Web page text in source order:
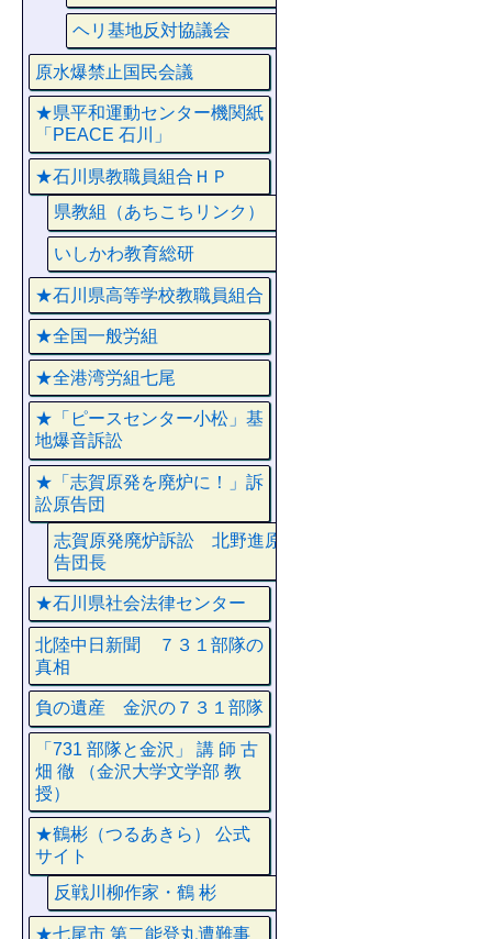
ヘリ基地反対協議会
原水爆禁止国民会議
★県平和運動センター機関紙
「PEACE 石川」
★石川県教職員組合ＨＰ
県教組（あちこちリンク）
いしかわ教育総研
★石川県高等学校教職員組合
★全国一般労組
★全港湾労組七尾
★「ピースセンター小松」基
地爆音訴訟
★「志賀原発を廃炉に！」訴
訟原告団
志賀原発廃炉訴訟 北野進原
告団長
★石川県社会法律センター
北陸中日新聞 ７３１部隊の
真相
負の遺産 金沢の７３１部隊
「731 部隊と金沢」 講 師 古
畑 徹 （金沢大学文学部 教
授）
★鶴彬（つるあきら） 公式
サイト
反戦川柳作家・鶴 彬
★七尾市 第二能登丸遭難事